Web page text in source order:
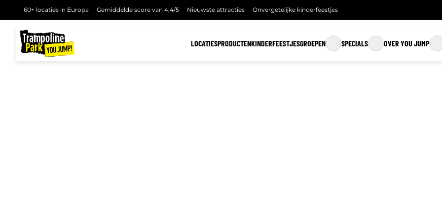
60+ locaties in Europa Gemiddelde score van 4,4/5 Nieuwste attracties Onvergetelijke kinderfeestjes
LOCATIESPRODUCTENKINDERFEESTJESGROEPEN SPECIALS OVER YOU JUMP